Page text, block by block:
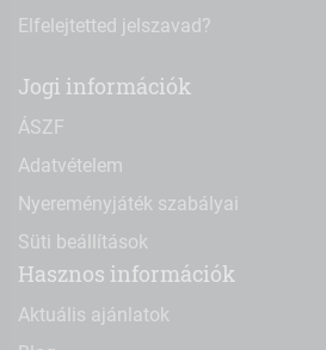
Elfelejtetted jelszavad?
Jogi információk
ÁSZF
Adatvételem
Nyereményjáték szabályai
Süti beállítások
Hasznos információk
Aktuális ajánlatok